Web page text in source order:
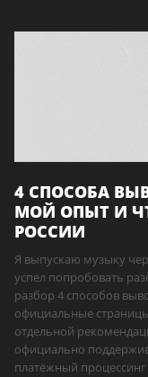
4 СПОСОБА
МОЙ ОПЫТ И
РОССИИ
Я выпускаю музыку
успел попробовать
разбор 4 способов
официальные
отдельной
официально
платёжный процессинг